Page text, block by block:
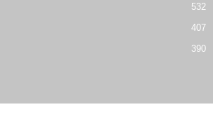
532
407
390